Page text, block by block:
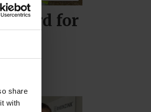
share
with
for